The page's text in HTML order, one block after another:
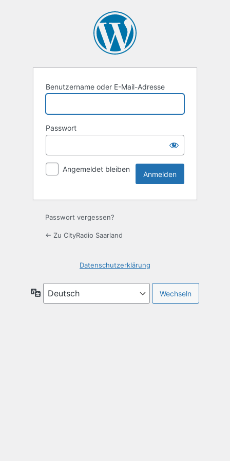
Benutzername oder E-Mail-Adresse
Passwort
Angemeldet bleiben
Passwort vergessen?
← Zu CityRadio Saarland
Datenschutzerklärung
Sprache